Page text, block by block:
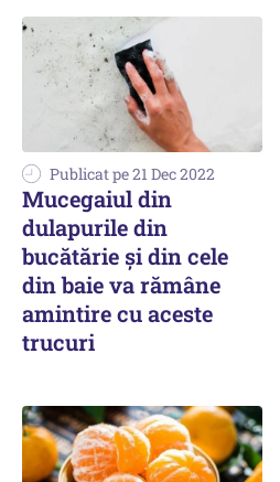
Publicat pe 21 Dec 2022
Mucegaiul din
dulapurile din
bucătărie și din cele
din baie va rămâne
amintire cu aceste
trucuri